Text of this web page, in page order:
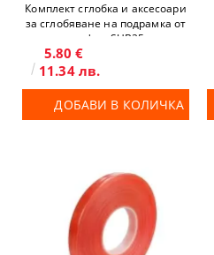
Комплект сглобка и аксесоари
за сглобяване на подрамка от
профил SUB25
5.80 €
11.34 лв.
ДОБАВИ В КОЛИЧКА